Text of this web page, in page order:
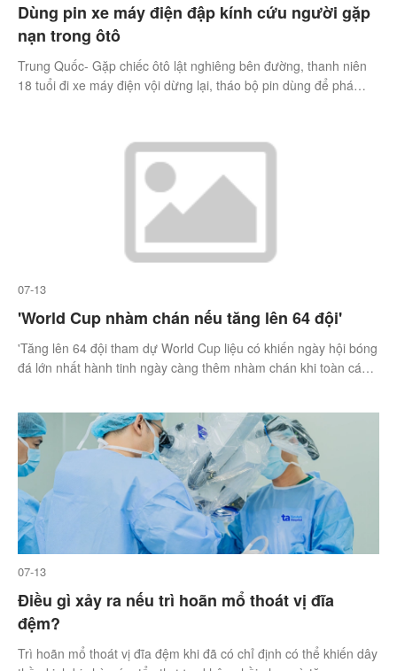
Dùng pin xe máy điện đập kính cứu người gặp
nạn trong ôtô
Trung Quốc- Gặp chiếc ôtô lật nghiêng bên đường, thanh niên
18 tuổi đi xe máy điện vội dừng lại, tháo bộ pin dùng để phá
07-13
'World Cup nhàm chán nếu tăng lên 64 đội'
'Tăng lên 64 đội tham dự World Cup liệu có khiến ngày hội bóng
đá lớn nhất hành tinh ngày càng thêm nhàm chán khi toàn các
07-13
Điều gì xảy ra nếu trì hoãn mổ thoát vị đĩa
đệm?
Trì hoãn mổ thoát vị đĩa đệm khi đã có chỉ định có thể khiến dây